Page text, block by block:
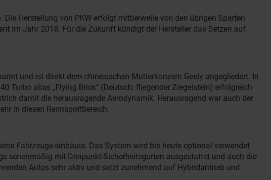
Herstellung von PKW erfolgt mittlerweile von den übrigen Sparten
im Jahr 2018. Für die Zukunft kündigt der Hersteller das Setzen auf
und ist direkt dem chinesischen Mutterkonzern Geely angegliedert. In
Turbo alias „Flying Brick“ (Deutsch: fliegender Ziegelstein) erfolgreich
damit die herausragende Aerodynamik. Herausragend war auch der
in diesen Rennsportbereich.
Fahrzeuge einbaute. Das System wird bis heute optional verwendet
serienmäßig mit Dreipunkt-Sicherheitsgurten ausgestattet und auch die
Autos sehr aktiv und setzt zunehmend auf Hybridantrieb und